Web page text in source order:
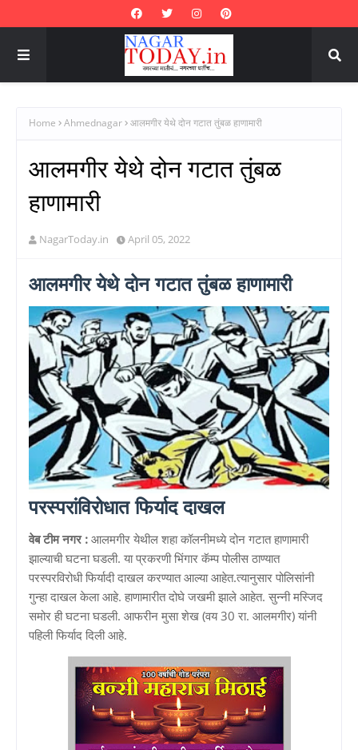
Home Ahmednagar आलमगीर येथे दोन गटात तुंबळ हाणामारी
आलमगीर येथे दोन गटात तुंबळ
हाणामारी
NagarToday.in April 05, 2022
आलमगीर येथे दोन गटात तुंबळ हाणामारी
परस्परांविरोधात फिर्याद दाखल
वेब टीम नगर : आलमगीर येथील शहा कॉलनीमध्ये दोन गटात हाणामारी
झाल्याची घटना घडली. या प्रकरणी भिंगार कॅम्प पोलीस ठाण्यात
परस्परविरोधी फिर्यादी दाखल करण्यात आल्या आहेत.त्यानुसार पोलिसांनी
गुन्हा दाखल केला आहे. हाणामारीत दोघे जखमी झाले आहेत. सुन्नी मस्जिद
समोर ही घटना घडली. आफरीन मुसा शेख (वय 30 रा. आलमगीर) यांनी
पहिली फिर्याद दिली आहे.